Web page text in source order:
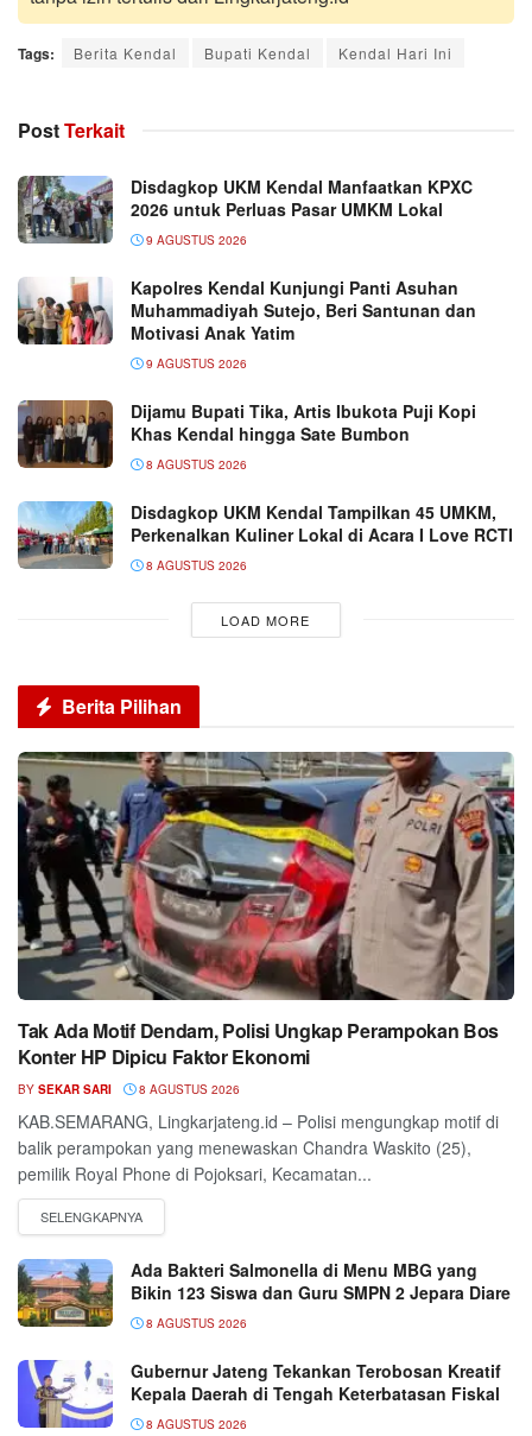
Tags: Berita Kendal Bupati Kendal Kendal Hari Ini
PostTerkait
Disdagkop UKM Kendal Manfaatkan KPXC
2026 untuk Perluas Pasar UMKM Lokal
9 AGUSTUS 2026
Kapolres Kendal Kunjungi Panti Asuhan
Muhammadiyah Sutejo, Beri Santunan dan
Motivasi Anak Yatim
9 AGUSTUS 2026
Dijamu Bupati Tika, Artis Ibukota Puji Kopi
Khas Kendal hingga Sate Bumbon
8 AGUSTUS 2026
Disdagkop UKM Kendal Tampilkan 45 UMKM,
Perkenalkan Kuliner Lokal di Acara I Love RCTI
8 AGUSTUS 2026
LOAD MORE
Berita Pilihan
Tak Ada Motif Dendam, Polisi Ungkap Perampokan Bos
Konter HP Dipicu Faktor Ekonomi
BY SEKAR SARI 8 AGUSTUS 2026
KAB.SEMARANG, Lingkarjateng.id – Polisi mengungkap motif di
balik perampokan yang menewaskan Chandra Waskito (25),
pemilik Royal Phone di Pojoksari, Kecamatan...
Ada Bakteri Salmonella di Menu MBG yang
Bikin 123 Siswa dan Guru SMPN 2 Jepara Diare
8 AGUSTUS 2026
Gubernur Jateng Tekankan Terobosan Kreatif
Kepala Daerah di Tengah Keterbatasan Fiskal
8 AGUSTUS 2026